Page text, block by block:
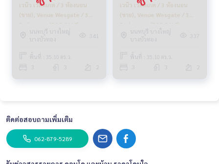
เวนิว เวสต์เกต / 3 ห้องนอน
(ขาย), Venue Wesgate / 3
Bedrooms (FOR SALE)
BUN072นนทบุรี บางใหญ่
บางบัวทอง
341
พื้นที่ : 35.10 ตร.ว.
เวนิว เวสต์เกต / 3 ห้องนอน
(ขาย), Venue Wesgate / 3
Bedrooms (FOR SALE)
BUN072นนทบุรี บางใหญ่
บางบัวทอง
337
พื้นที่ : 35.10 ตร.ว.
ติดต่อสอบถามเพิ่มเติม
062-879-5289